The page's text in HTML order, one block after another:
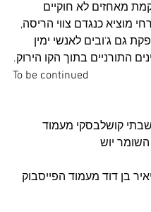
מאחזים לא חוקיים
מוציא כנגדם צווי הריסה,
גם ג'ובים לאנשי ימין
התורניים בתוך הקו הירוק.
To be continued
קושלבסקי מעמוד
יוש
בן דוד מעמוד הפייסבוק